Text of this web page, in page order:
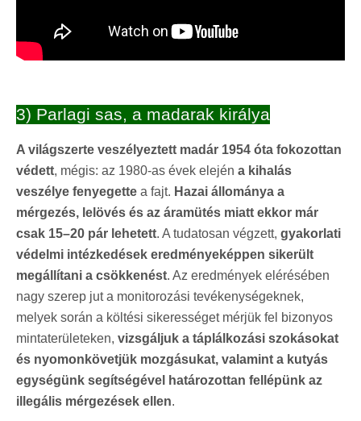
3) Parlagi sas, a madarak királya
A világszerte veszélyeztett madár 1954 óta fokozottan
védett, mégis: az 1980-as évek elején a kihalás
veszélye fenyegette a fajt. Hazai állománya a
mérgezés, lelövés és az áramütés miatt ekkor már
csak 15–20 pár lehetett. A tudatosan végzett, gyakorlati
védelmi intézkedések eredményeképpen sikerült
megállítani a csökkenést. Az eredmények elérésében
nagy szerep jut a monitorozási tevékenységeknek,
melyek során a költési sikerességet mérjük fel bizonyos
mintaterületeken, vizsgáljuk a táplálkozási szokásokat
és nyomonkövetjük mozgásukat, valamint a kutyás
egységünk segítségével határozottan fellépünk az
illegális mérgezések ellen.